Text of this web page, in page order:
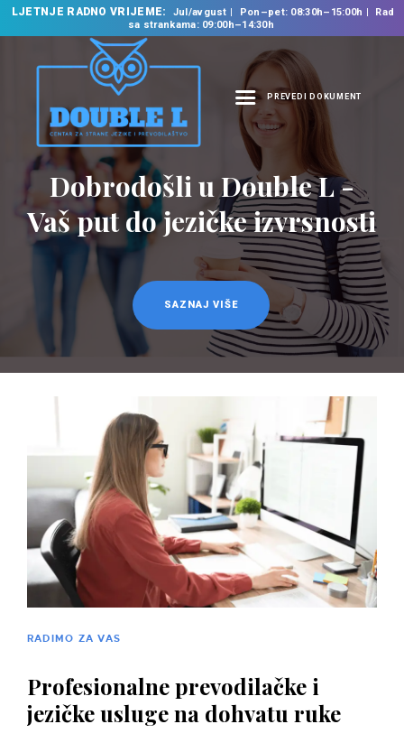
LJETNJE RADNO VRIJEME: Jul/avgust Pon–pet: 08:30h–15:00h
Rad
sa strankama: 09:00h–14:30h
PREVEDI DOKUMENT
NASLOVNA
O NAMA
NAŠE USLUGE
ŠKOLA STRANIH
JEZIKA
PREVODILAČKI BIRO
KURSEVI
NOVOSTI
KONTAKT
Dobrodošli u Double L -
Vaš put do jezičke izvrsnosti
SAZNAJ VIŠE
Prevodilačke usluge
na 35 jezika
SAZNAJ VIŠE
RADIMO ZA VAS
Profesionalne prevodilačke i
jezičke usluge na dohvatu ruke